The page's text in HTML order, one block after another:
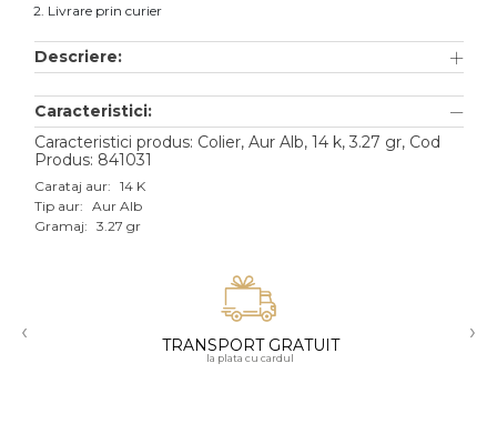
Aur alb
Aur roz
Aur mixt
18K
2. Livrare prin curier
Descriere:
Caracteristici:
Caracteristici produs: Colier, Aur Alb, 14 k, 3.27 gr, Cod
Produs: 841031
Carataj aur: 14 K
Tip aur: Aur Alb
Gramaj: 3.27 gr
‹ TRANSPORT GRATUIT
la plata cu cardul
›